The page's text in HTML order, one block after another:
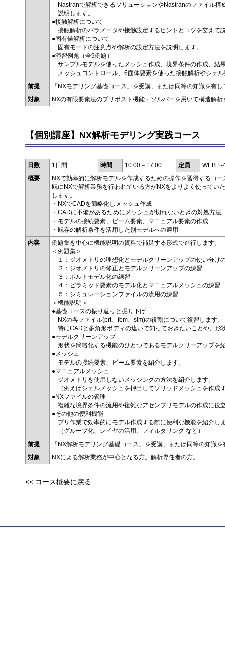
Nastranで解析できるソリューションやNastranのファイル構
説明します。
●接触解析について
接触解析のパラメータや接触設定するヒントとコツを交えて
●固有値解析について
固有モードの注意点や解析の設定方法を説明します。
●演習例題（全9例題）
サンプルモデルを使ったメッシュ作成、境界条件の作成、結
メッシュコントロール、6面体要素を使った接触解析やシェ
前提
「NXモデリング基礎コース」を受講、または同等の知識を有
対象
NXの有限要素法のプリポスト機能・ソルバーを用いて構造解
【個別講座】NX解析モデリング実践コース
日数 1日間 時間 10:00－17:00 定員
WEB 1-
概要
NXで効率的に解析モデルを作成するための操作を習得するコー
既にNXで解析業務を行われている方がNXをよりよく使ってい
します。
・NXでCADを簡略化しメッシュ作成
・CADに不備があるためにメッシュが切れないときの対処方法
・モデルの接続要素、ビーム要素、マニュアル要素の作成
・既存の解析条件を活用した別モデルへの適用
内容
例題集を中心に機能説明の資料で補足する形式で進行します。
＜例題集＞
１：ジオメトリの理想化とモデルクリーンアップの使い分け
２：ジオメトリの修正とモデルクリーンアップの練習
３：ボルトモデル化の練習
４：ピラミッド要素のモデル化とマニュアルメッシュの練習
５：シミュレーションファイルの流用の練習
＜機能説明＞
●基礎コースの振り返りと掘り下げ
NXの各ファイル(prt、fem、sim)の役割について復習します。
特にCADと多角形ボディの違いで知っておきたいことや、形
●モデルクリーンアップ
形状を簡略化する機能のひとつであるモデルクリーアップを
●メッシュ
モデルの接続要素、ビーム要素を紹介します。
●マニュアルメッシュ
ジオメトリを使用しないメッシングの方法を紹介します。
（例えばシェルメッシュを押出してソリッドメッシュを作成
●NXファイルの管理
複雑な境界条件の流用や複雑なアセンブリモデルの作成に役
●その他の便利機能
プリ作業で効率的にモデル作成する際に便利な機能を紹介し
（グループ化、レイヤの活用、フィルタリング など）
前提
「NX解析モデリング基礎コース」を受講、または同等の知識
対象
NXによる解析業務が中心となる方。解析専任者の方。
<< コース概要に戻る